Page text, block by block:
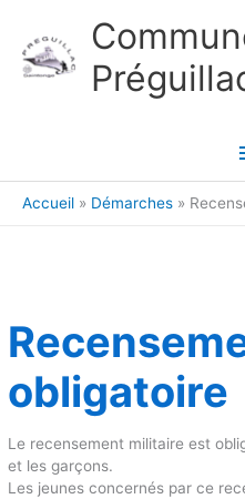
Accueil Démarches
obligatoire
Le recensement militaire est
et les garçons.
Les jeunes concernés par ce